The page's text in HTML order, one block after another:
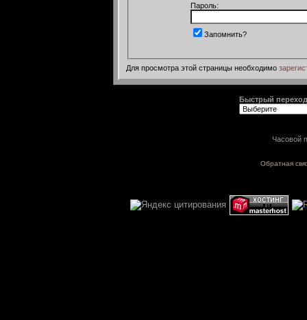
Пароль:
Запомнить?
Для просмотра этой страницы необходимо
Быстрый переход
Часовой
Обратная